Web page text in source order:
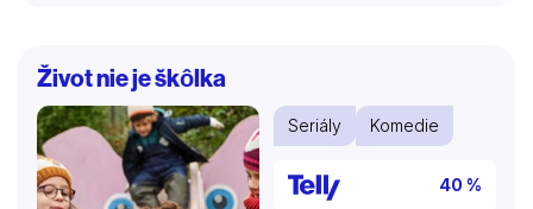
Život nie je škôlka
Seriály Komedie
40 %